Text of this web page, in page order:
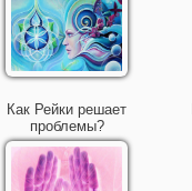
Как Рейки решает
проблемы?